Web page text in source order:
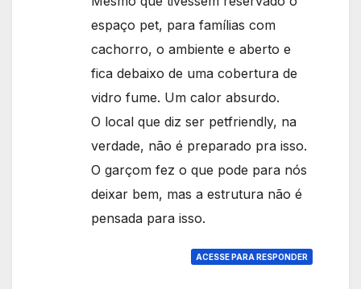
espaço pet, para famílias com
cachorro, o ambiente e aberto e
fica debaixo de uma cobertura de
vidro fume. Um calor absurdo.
O local que diz ser petfriendly, na
verdade, não é preparado pra isso.
O garçom fez o que pode para nós
deixar bem, mas a estrutura não é
pensada para isso.
ACESSE PARA RESPONDER